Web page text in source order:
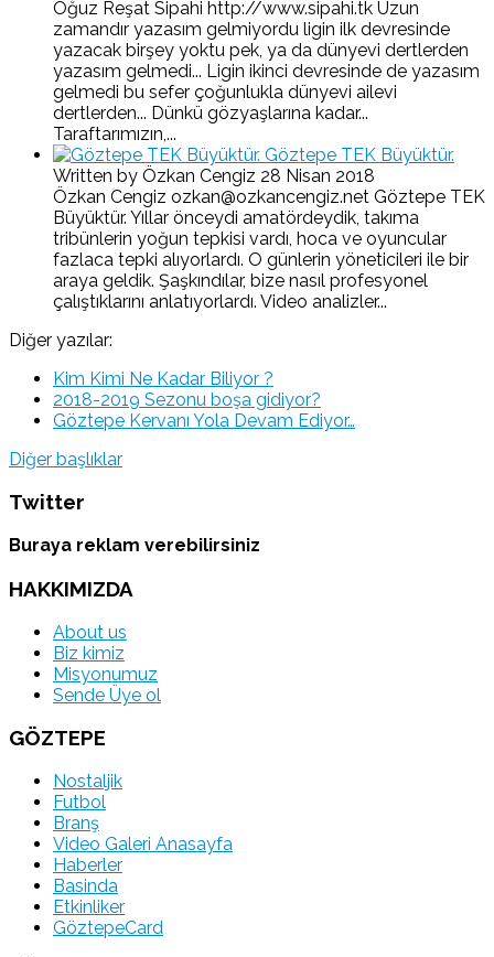
Oğuz Reşat Sipahi http://www.sipahi.tk Uzun
zamandır yazasım gelmiyordu ligin ilk devresinde
yazacak birşey yoktu pek, ya da dünyevi dertlerden
yazasım gelmedi... Ligin ikinci devresinde de yazasım
gelmedi bu sefer çoğunlukla dünyevi ailevi
dertlerden... Dünkü gözyaşlarına kadar...
Taraftarımızın,...
Göztepe TEK Büyüktür.
Written by Özkan Cengiz 28 Nisan 2018
Özkan Cengiz ozkan@ozkancengiz.net Göztepe TEK
Büyüktür. Yıllar önceydi amatördeydik, takıma
tribünlerin yoğun tepkisi vardı, hoca ve oyuncular
fazlaca tepki alıyorlardı. O günlerin yöneticileri ile bir
araya geldik. Şaşkındılar, bize nasıl profesyonel
çalıştıklarını anlatıyorlardı. Video analizler...
Diğer yazılar:
Kim Kimi Ne Kadar Biliyor ?
2018-2019 Sezonu boşa gidiyor?
Göztepe Kervanı Yola Devam Ediyor…
Diğer başlıklar
Twitter
Buraya reklam verebilirsiniz
HAKKIMIZDA
About us
Biz kimiz
Misyonumuz
Sende Üye ol
GÖZTEPE
Nostaljik
Futbol
Branş
Video Galeri Anasayfa
Haberler
Basinda
Etkinliker
GöztepeCard